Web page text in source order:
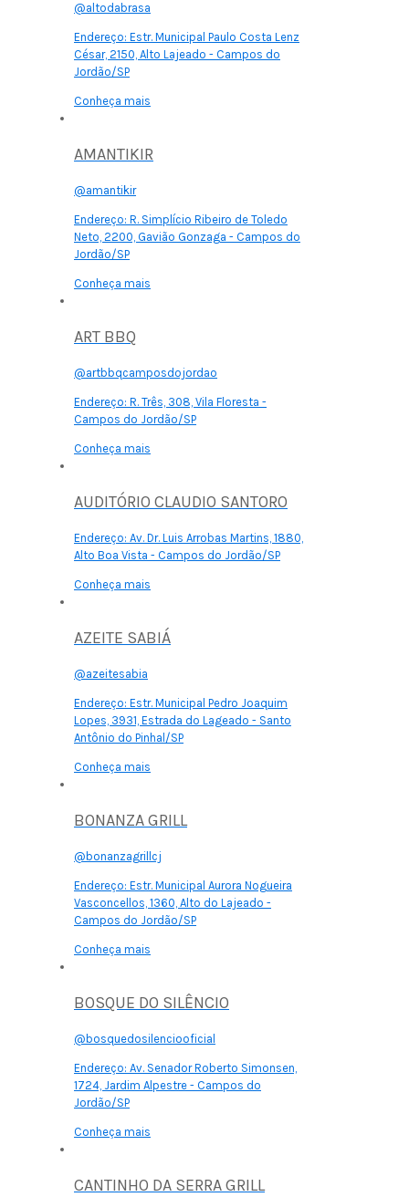
@altodabrasa
Endereço: Estr. Municipal Paulo Costa Lenz
César, 2150, Alto Lajeado - Campos do
Jordão/SP
Conheça mais
AMANTIKIR
@amantikir
Endereço: R. Simplício Ribeiro de Toledo
Neto, 2200, Gavião Gonzaga - Campos do
Jordão/SP
Conheça mais
ART BBQ
@artbbqcamposdojordao
Endereço: R. Três, 308, Vila Floresta -
Campos do Jordão/SP
Conheça mais
AUDITÓRIO CLAUDIO SANTORO
Endereço: Av. Dr. Luis Arrobas Martins, 1880,
Alto Boa Vista - Campos do Jordão/SP
Conheça mais
AZEITE SABIÁ
@azeitesabia
Endereço: Estr. Municipal Pedro Joaquim
Lopes, 3931, Estrada do Lageado - Santo
Antônio do Pinhal/SP
Conheça mais
BONANZA GRILL
@bonanzagrillcj
Endereço: Estr. Municipal Aurora Nogueira
Vasconcellos, 1360, Alto do Lajeado -
Campos do Jordão/SP
Conheça mais
BOSQUE DO SILÊNCIO
@bosquedosilenciooficial
Endereço: Av. Senador Roberto Simonsen,
1724, Jardim Alpestre - Campos do
Jordão/SP
Conheça mais
CANTINHO DA SERRA GRILL